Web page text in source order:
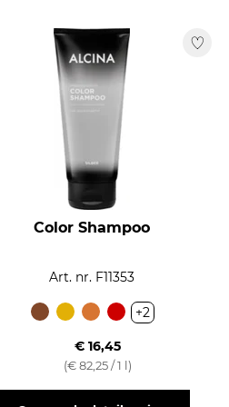
Color Shampoo
Art. nr. F11353
+2
€ 16,45
(€ 82,25 / 1 l)